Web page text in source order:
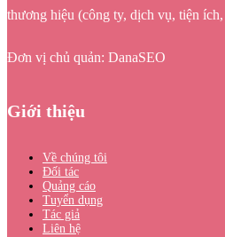
thương hiệu (công ty, dịch vụ, tiện
Đơn vị chủ quản: DanaSEO
Giới thiệu
Về chúng tôi
Đối tác
Quảng cáo
Tuyển dụng
Tác giả
Liên hệ